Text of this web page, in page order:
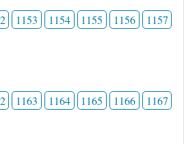
1153 1154 1155 1156
1157
1163 1164 1165 1166
1167